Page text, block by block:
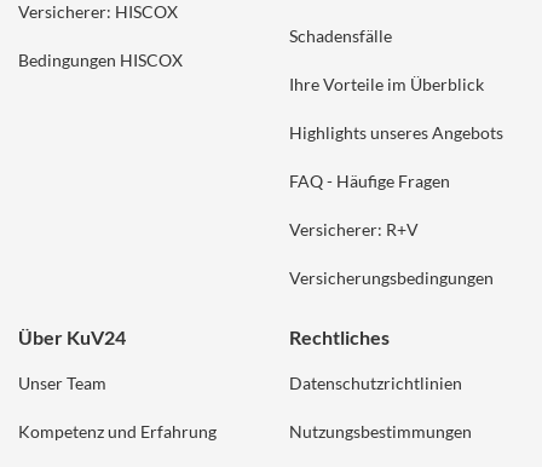
Versicherer: HISCOX
Bedingungen HISCOX
Schadensfälle
Ihre Vorteile im Überblick
Highlights unseres Angebots
FAQ - Häufige Fragen
Versicherer: R+V
Versicherungsbedingungen
Über KuV24
Unser Team
Kompetenz und Erfahrung
Rechtliches
Datenschutzrichtlinien
Nutzungsbestimmungen